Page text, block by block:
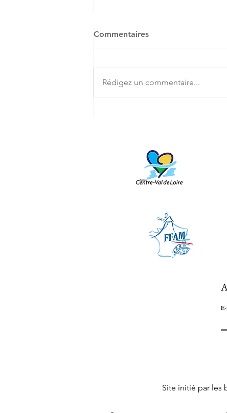
Commentaires
Rédigez un commentaire...
Site initié par les